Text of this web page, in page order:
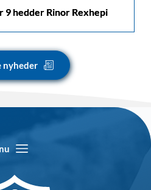
9 hedder Rinor Rexhepi
nyheder